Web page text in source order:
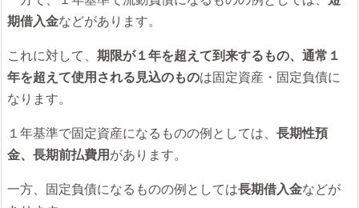
期借入金などがあります。
これに対して、 期限が１年を超えて到来するもの、通常１
年を超えて使用される見込のものは固定資産・固定負債に
なります。
１年基準で固定資産になるものの例としては、 長期性預
金、長期前払費用 があります。
一方、固定負債になるものの例としては長期借入金などが